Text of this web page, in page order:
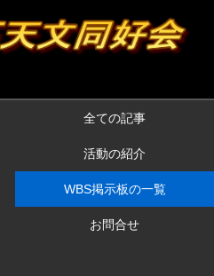
全ての記事
活動の紹介
WBS掲示板の一覧
お問合せ